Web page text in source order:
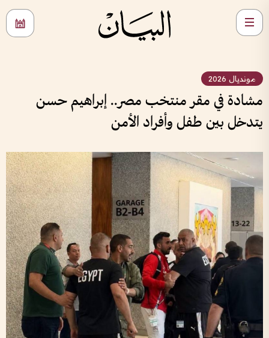
مونديال 2026
مشادة في مقر منتخب مصر.. إبراهيم حسن
يتدخل بين طفل وأفراد الأمن